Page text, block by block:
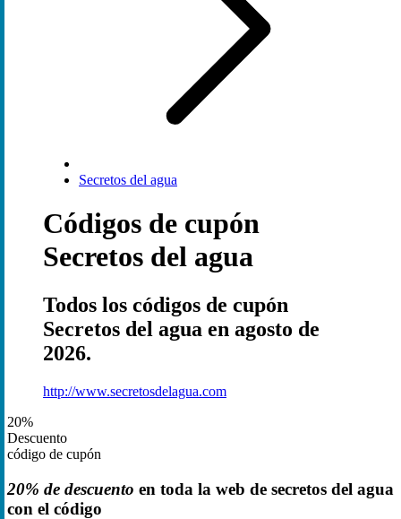
Secretos del agua
Códigos de cupón
Secretos del agua
Todos los códigos de cupón
Secretos del agua en agosto de
2026.
http://www.secretosdelagua.com
20%
Descuento
código de cupón
20% de descuento en toda la web de secretos del agua
con el código